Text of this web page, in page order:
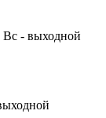
Вс - выходной